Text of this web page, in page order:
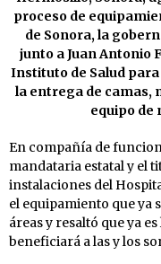
proceso de
de Sonora, la
junto a Juan Antonio
Instituto de Salud
la entrega de camas,
equipo de
En compañía de
mandataria estatal y el
instalaciones del
el equipamiento que ya
áreas y resaltó que ya
beneficiará a las y los